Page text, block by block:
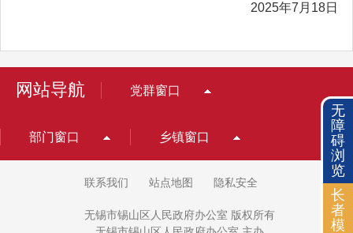
2025年7月18日
网站导航 党群窗口
部门窗口 乡镇窗口
联系我们 站点地图 隐私安全
无锡市锡山区人民政府办公室 版权所有
无
障
碍
浏
览
长
者
模